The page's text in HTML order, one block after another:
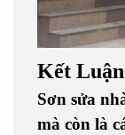
Kết Luận
Sơn sửa
mà còn là